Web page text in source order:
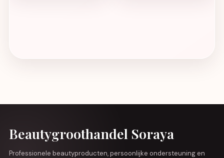
Beautygroothandel Soraya
Professionele beautyproducten, persoonlijke ondersteuning en